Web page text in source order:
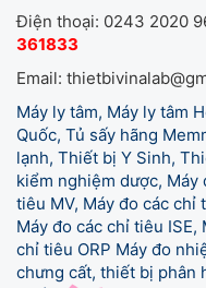
Điện thoại: 0243 2020
361833
Email:
Máy ly tâm, Máy ly tâm
Quốc, Tủ sấy hãng
lạnh, Thiết bị Y Sinh,
kiểm nghiệm dược, Máy
tiêu MV, Máy đo các chỉ
Máy đo các chỉ tiêu ISE,
chỉ tiêu ORP Máy đo
chưng cất, thiết bị phân